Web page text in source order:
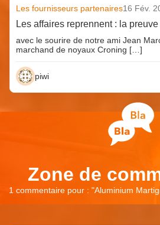
Les fournisseurs partenaires16 Fév.
Les affaires reprennent : la preuve
avec le sourire de notre ami Jean
marchand de noyaux Croning […]
piwi
Zone de
1 commentaire pour : "Aluminium